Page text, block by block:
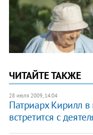
ЧИТАЙТЕ ТАКЖЕ
28 июля 2009, 14:04
Патриарх Кирилл
встретится с